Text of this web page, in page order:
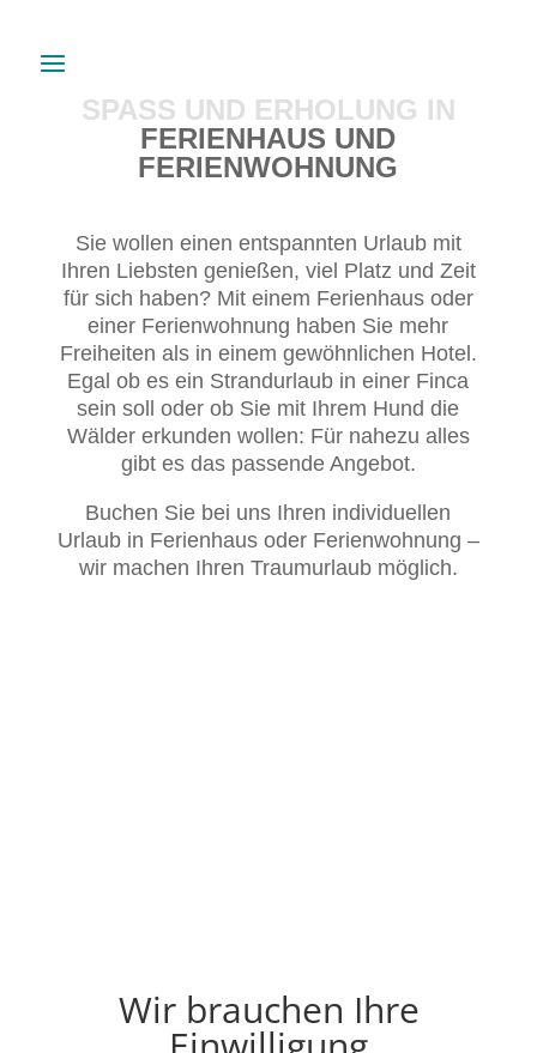
SPASS UND ERHOLUNG IN F
ERIENHAUS UND F
ERIENWOHNUNG
Sie wollen einen entspannten Urlaub mit
Ihren Liebsten genießen, viel Platz und Zeit
für sich haben? Mit einem Ferienhaus oder
einer Ferienwohnung haben Sie mehr
Freiheiten als in einem gewöhnlichen Hotel.
Egal ob es ein Strandurlaub in einer Finca
sein soll oder ob Sie mit Ihrem Hund die
Wälder erkunden wollen: Für nahezu alles
gibt es das passende Angebot.
Buchen Sie bei uns Ihren individuellen
Urlaub in Ferienhaus oder Ferienwohnung –
wir machen Ihren Traumurlaub möglich.
Wir brauchen Ihre